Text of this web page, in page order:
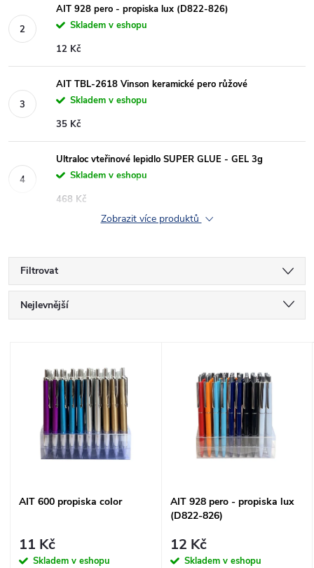
AIT 928 pero - propiska lux (D822-826)
Skladem v eshopu
12 Kč
AIT TBL-2618 Vinson keramické pero růžové
Skladem v eshopu
35 Kč
Ultraloc vteřinové lepidlo SUPER GLUE - GEL 3g
Skladem v eshopu
468 Kč
Zobrazit více produktů
Filtrovat
Ř
p
Nejlevnější
Abecedně
s
p
AIT 600 propiska color
11 Kč
Skladem v eshopu
AIT 928 pero - propiska lux
(D822-826)
12 Kč
Skladem v eshopu